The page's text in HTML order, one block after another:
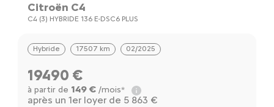
Citroën C4
C4 (3) HYBRIDE 136 E-DSC6 PLUS
Hybride 17507 km 02/2025
19490 €
à partir de 149 €/mois*
après un 1er loyer de 5 863 €